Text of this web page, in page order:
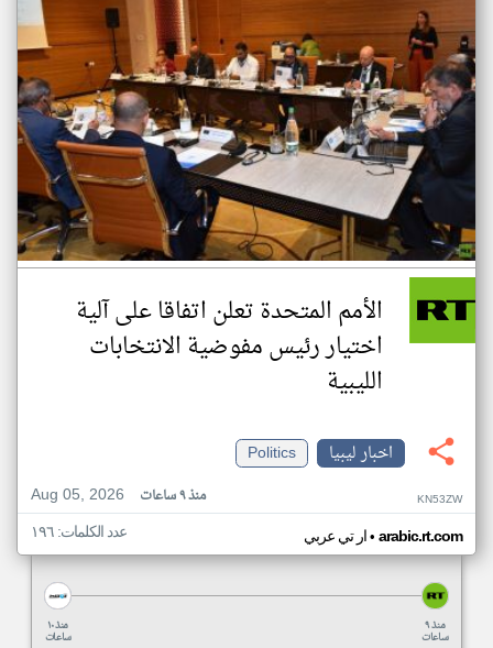
الأمم المتحدة تعلن اتفاقا على آلية
اختيار رئيس مفوضية الانتخابات
الليبية
اخبار ليبيا
Politics
Aug 05, 2026
منذ ٩ ساعات KN53ZW
ار تي عربي• arabic.rt.com عدد الكلمات: ١٩٦
منذ ١٠
ساعات
منذ ٩
ساعات